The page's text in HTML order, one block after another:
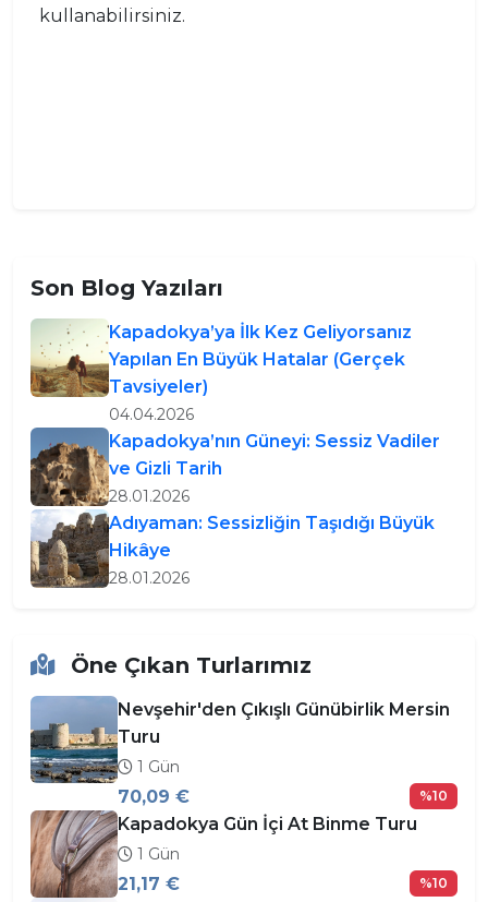
kullanabilirsiniz.
Son Blog Yazıları
Kapadokya’ya İlk Kez Geliyorsanız
Yapılan En Büyük Hatalar (Gerçek
Tavsiyeler)
04.04.2026
Kapadokya’nın Güneyi: Sessiz Vadiler
ve Gizli Tarih
28.01.2026
Adıyaman: Sessizliğin Taşıdığı Büyük
Hikâye
28.01.2026
Öne Çıkan Turlarımız
Nevşehir'den Çıkışlı Günübirlik Mersin
Turu
1 Gün
70,09 € %10
Kapadokya Gün İçi At Binme Turu
1 Gün
21,17 € %10